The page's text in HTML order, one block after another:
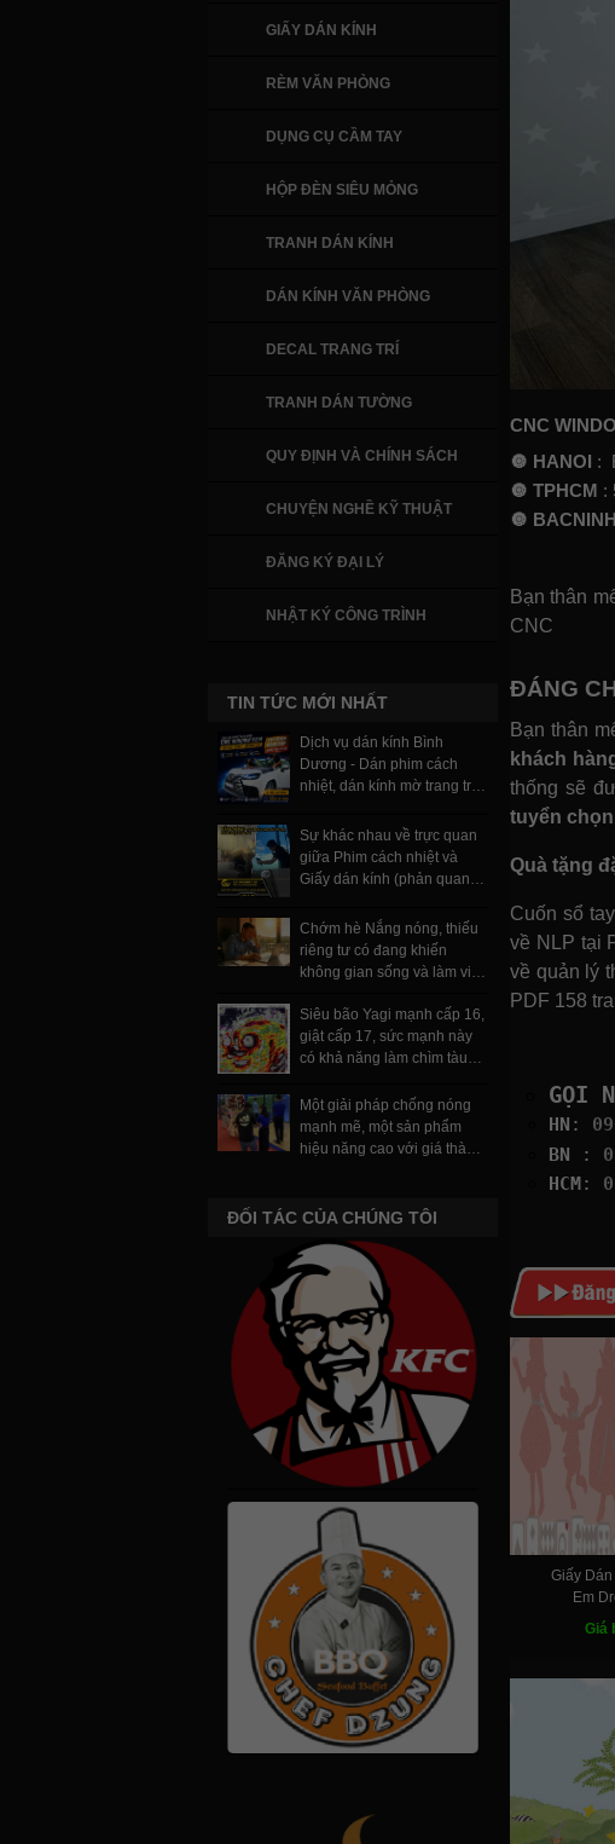
GIẤY DÁN KÍNH
RÈM VĂN PHÒNG
DỤNG CỤ CẦM TAY
HỘP ĐÈN SIÊU MỎNG
TRANH DÁN KÍNH
DÁN KÍNH VĂN PHÒNG
DECAL TRANG TRÍ
TRANH DÁN TƯỜNG
QUY ĐỊNH VÀ CHÍNH SÁCH
CHUYỆN NGHỀ KỸ THUẬT
ĐĂNG KÝ ĐẠI LÝ
NHẬT KÝ CÔNG TRÌNH
TIN TỨC MỚI NHẤT
Dịch vụ dán kính Bình
Dương - Dán phim cách
nhiệt, dán kính mờ trang trí
Sự khác nhau về trực quan
giữa Phim cách nhiệt và
Giấy dán kính (phản quang,
ngay
Chớm hè Nắng nóng, thiếu
riêng tư có đang khiến
không gian sống và làm việc
hơn bao giờ hết.
Siêu bão Yagi mạnh cấp 16,
giật cấp 17, sức mạnh này
có khả năng làm chìm tàu
Một giải pháp chống nóng
mạnh mẽ, một sản phẩm
hiệu năng cao với giá thành
ĐỐI TÁC CỦA CHÚNG TÔI
CNC
🔘 HANOI :
🔘 TPHCM :
🔘 BACNINH
Bạn thân
CNC
ĐÁNG
Bạn thân
khách
thống sẽ
tuyển
Quà tặng
Cuốn sổ
về NLP tại
về quản lý
PDF 158
GỌI
HN :
BN :
HCM:
Giấy
Em
Giá